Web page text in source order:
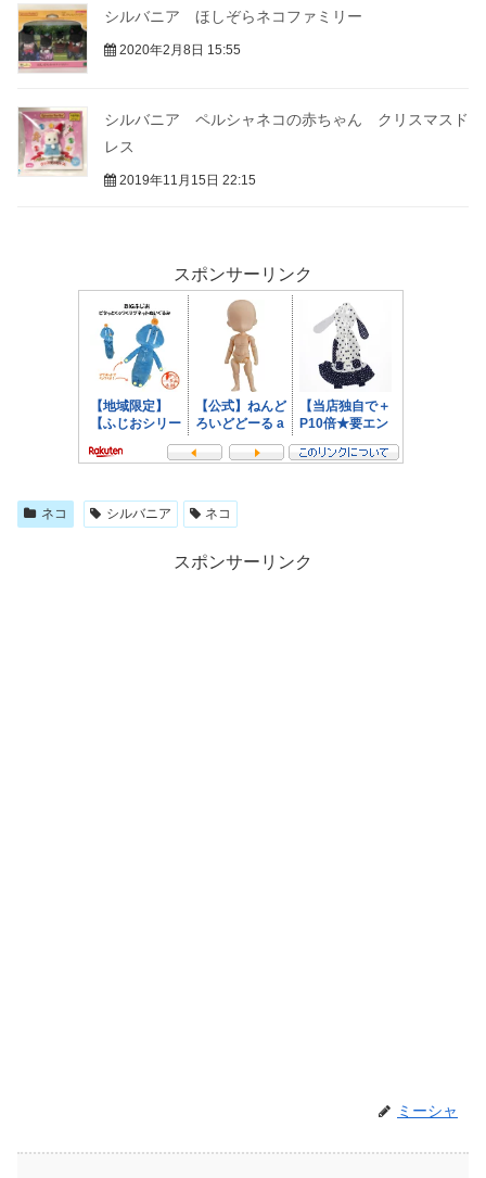
シルバニア ほしぞらネコファミリー
2020年2月8日 15:55
シルバニア ペルシャネコの赤ちゃん クリスマスド
レス
2019年11月15日 22:15
スポンサーリンク
ネコ シルバニア ネコ
スポンサーリンク
ミーシャ